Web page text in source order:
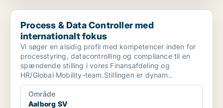
Process & Data Controller med internationalt fokus
Process & Data Controller med
internationalt fokus
Vi søger en alsidig profil med kompetencer inden for
processtyring, datacontrolling og compliance til en
spændende stilling i vores Finansafdeling og
HR/Global Mobility-team.Stillingen er dynam..
Område
Aalborg SV